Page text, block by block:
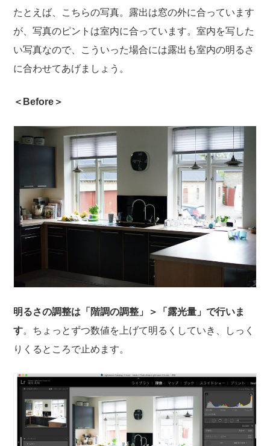
たとえば、こちらの写真。露出は窓の外に合っています
が、写真のピントは室内に合っています。室内を写した
い写真なので、こういった場合には露出も室内の明るさ
に合わせてあげましょう。
＜Before＞
明るさの調整は「階調の調整」＞「露光量」で行いま
す。ちょっとずつ数値を上げて明るくしていき、しっく
りくるところで止めます。